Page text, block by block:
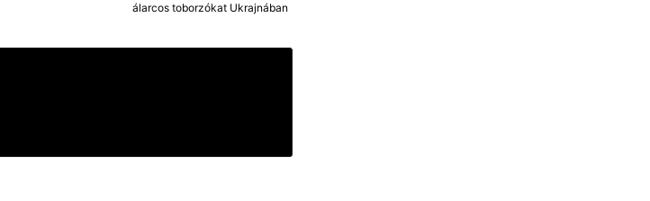
álarcos toborzókat Ukrajnában